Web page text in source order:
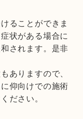
ることができま
状がある場合に
されます。是非
ありますので、
仰向けでの施術
ださい。